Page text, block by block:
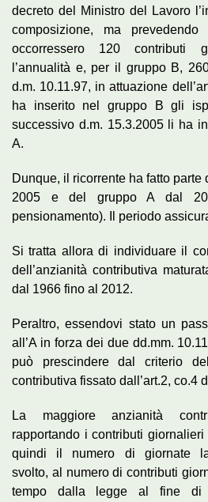
decreto del Ministro del Lavoro
composizione, ma
occorressero 120 contributi
l’annualità e, per il gruppo B,
d.m. 10.11.97, in attuazione
ha inserito nel gruppo B gli
successivo d.m. 15.3.2005 li ha
A.
Dunque, il ricorrente ha fatto parte
2005 e del gruppo A dal
pensionamento). Il periodo
Si tratta allora di individuare il
dell’anzianità contributiva
dal 1966 fino al 2012.
Peraltro, essendovi stato un
all’A in forza dei due dd.mm.
può prescindere dal criterio
contributiva fissato dall’art.2, co.4
La maggiore anzianità
rapportando i contributi
quindi il numero di giornate
svolto, al numero di contributi
tempo dalla legge al fine di